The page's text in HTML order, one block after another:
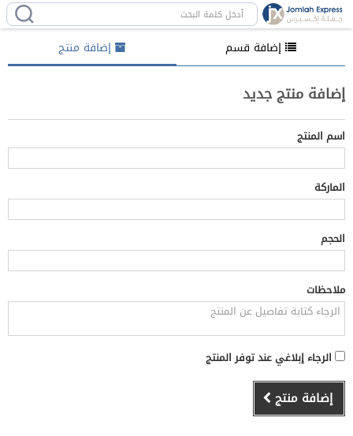
إضافة قسم إضافة منتج
إضافة منتج جديد
اسم المنتج
الماركة
الحجم
ملاحظات
الرجاء إبلاغي عند توفر المنتج
إضافة منتج